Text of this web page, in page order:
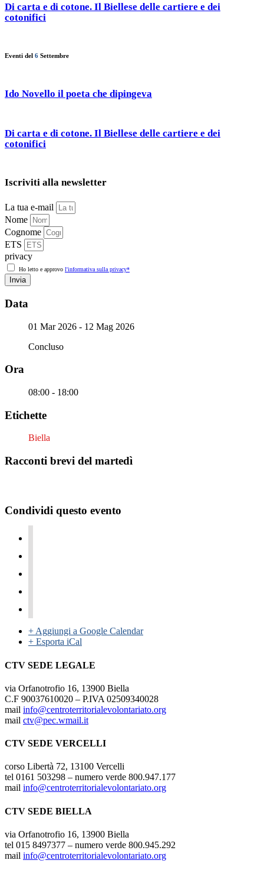
Di carta e di cotone. Il Biellese delle cartiere e dei
cotonifici
Eventi del 6 Settembre
Ido Novello il poeta che dipingeva
Di carta e di cotone. Il Biellese delle cartiere e dei
cotonifici
Iscriviti alla newsletter
La tua e-mail
Nome
Cognome
ETS
privacy
Ho letto e approvo l'informativa sulla privacy*
Invia
Data
01 Mar 2026 - 12 Mag 2026
Concluso
Ora
08:00 - 18:00
Etichette
Biella
Racconti brevi del martedì
Condividi questo evento
+ Aggiungi a Google Calendar
+ Esporta iCal
CTV SEDE LEGALE
via Orfanotrofio 16, 13900 Biella
C.F 90037610020 – P.IVA 02509340028
mail info@centroterritorialevolontariato.org
mail ctv@pec.wmail.it
CTV SEDE VERCELLI
corso Libertà 72, 13100 Vercelli
tel 0161 503298 – numero verde 800.947.177
mail info@centroterritorialevolontariato.org
CTV SEDE BIELLA
via Orfanotrofio 16, 13900 Biella
tel 015 8497377 – numero verde 800.945.292
mail info@centroterritorialevolontariato.org